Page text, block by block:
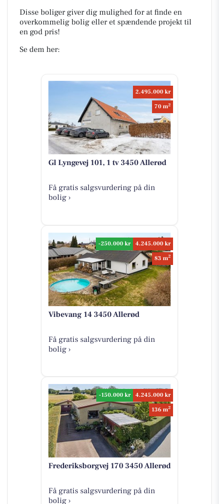
Disse boliger giver dig mulighed for at finde en
overkommelig bolig eller et spændende projekt til
en god pris!
Se dem her:
2.495.000 kr
70 m2
Gl Lyngevej 101, 1 tv 3450 Allerød
Få gratis salgsvurdering på din
bolig ›
-250.000 kr
4.245.000 kr
83 m2
Vibevang 14 3450 Allerød
Få gratis salgsvurdering på din
bolig ›
-150.000 kr
4.245.000 kr
136 m2
Frederiksborgvej 170 3450 Allerød
Få gratis salgsvurdering på din
bolig ›